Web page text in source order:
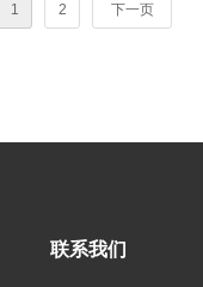
1 2 下一页
联系我们